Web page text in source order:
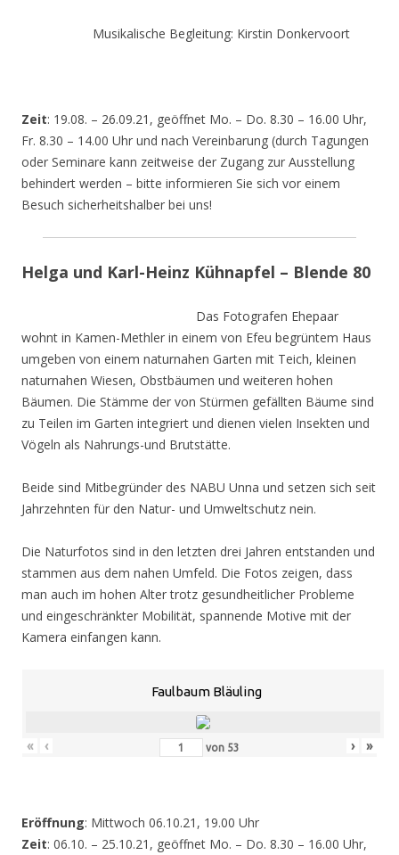
Musikalische Begleitung: Kirstin Donkervoort
Zeit: 19.08. – 26.09.21, geöffnet Mo. – Do. 8.30 – 16.00 Uhr,
Fr. 8.30 – 14.00 Uhr und nach Vereinbarung (durch Tagungen
oder Seminare kann zeitweise der Zugang zur Ausstellung
behindert werden – bitte informieren Sie sich vor einem
Besuch sicherheitshalber bei uns!
Helga und Karl-Heinz Kühnapfel – Blende 80
Das Fotografen Ehepaar
wohnt in Kamen-Methler in einem von Efeu begrüntem Haus
umgeben von einem naturnahen Garten mit Teich, kleinen
naturnahen Wiesen, Obstbäumen und weiteren hohen
Bäumen. Die Stämme der von Stürmen gefällten Bäume sind
zu Teilen im Garten integriert und dienen vielen Insekten und
Vögeln als Nahrungs-und Brutstätte.
Beide sind Mitbegründer des NABU Unna und setzen sich seit
Jahrzehnten für den Natur- und Umweltschutz nein.
Die Naturfotos sind in den letzten drei Jahren entstanden und
stammen aus dem nahen Umfeld. Die Fotos zeigen, dass
man auch im hohen Alter trotz gesundheitlicher Probleme
und eingeschränkter Mobilität, spannende Motive mit der
Kamera einfangen kann.
Faulbaum Bläuling
« ‹ von 53 › »
Eröffnung: Mittwoch 06.10.21, 19.00 Uhr
Zeit: 06.10. – 25.10.21, geöffnet Mo. – Do. 8.30 – 16.00 Uhr,